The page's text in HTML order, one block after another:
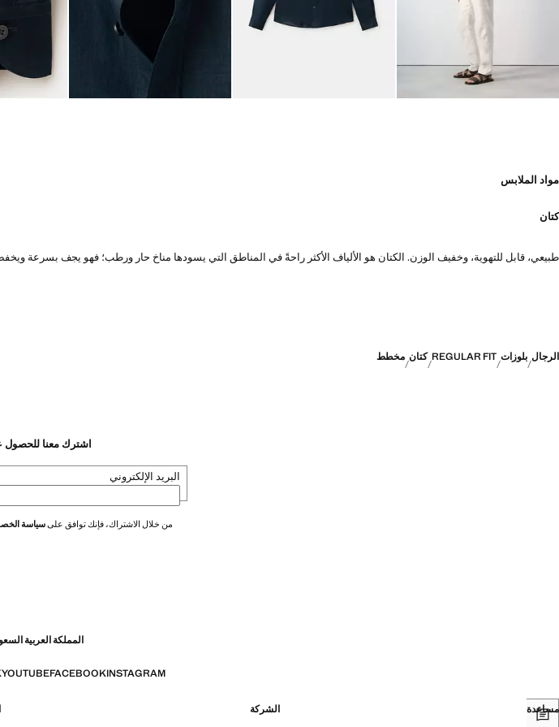
مواد الملابس
كتان
طبيعي، قابل للتهوية، وخفيف الوزن. الكتان هو الألياف الأكثر راحةً في المناطق التي يسودها مناخ حار ورطب؛ فهو يجف بسرعة
الرجال بلوزات REGULAR FIT كتان مخطط
اشترك معنا للحصول
البريد الإلكتروني
من خلال الاشتراك، فإنك توافق علىسياسة
المملكة العربية
INSTAGRAM
FACEBOOK
YOUTUBE
مساعدة الشركة